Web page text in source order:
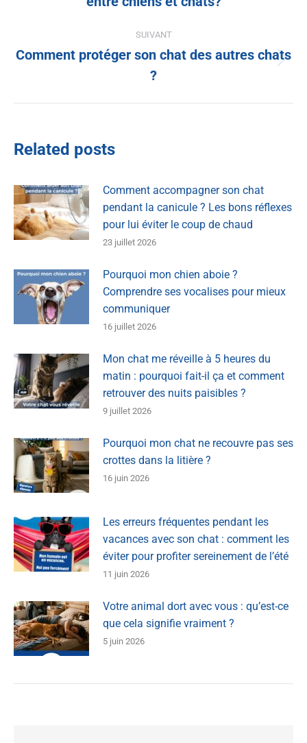
SUIVANT
Comment protéger son chat des autres chats
?
Related posts
Comment accompagner son chat
pendant la canicule ? Les bons réflexes
pour lui éviter le coup de chaud
23 juillet 2026
Pourquoi mon chien aboie ?
Comprendre ses vocalises pour mieux
communiquer
16 juillet 2026
Mon chat me réveille à 5 heures du
matin : pourquoi fait-il ça et comment
retrouver des nuits paisibles ?
9 juillet 2026
Pourquoi mon chat ne recouvre pas ses
crottes dans la litière ?
16 juin 2026
Les erreurs fréquentes pendant les
vacances avec son chat : comment les
éviter pour profiter sereinement de l’été
11 juin 2026
Votre animal dort avec vous : qu’est-ce
que cela signifie vraiment ?
5 juin 2026